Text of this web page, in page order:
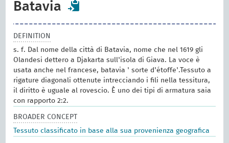
Batavia
DEFINITION
s. f. Dal nome della città di Batavia, nome che nel 1619 gli
Olandesi dettero a Djakarta sull'isola di Giava. La voce è
usata anche nel francese, batavia ' sorte d'étoffe'.Tessuto a
rigature diagonali ottenute intrecciando i fili nella tessitura,
il diritto è uguale al rovescio. È uno dei tipi di armatura saia
con rapporto 2:2.
BROADER CONCEPT
Tessuto classificato in base alla sua provenienza geografica